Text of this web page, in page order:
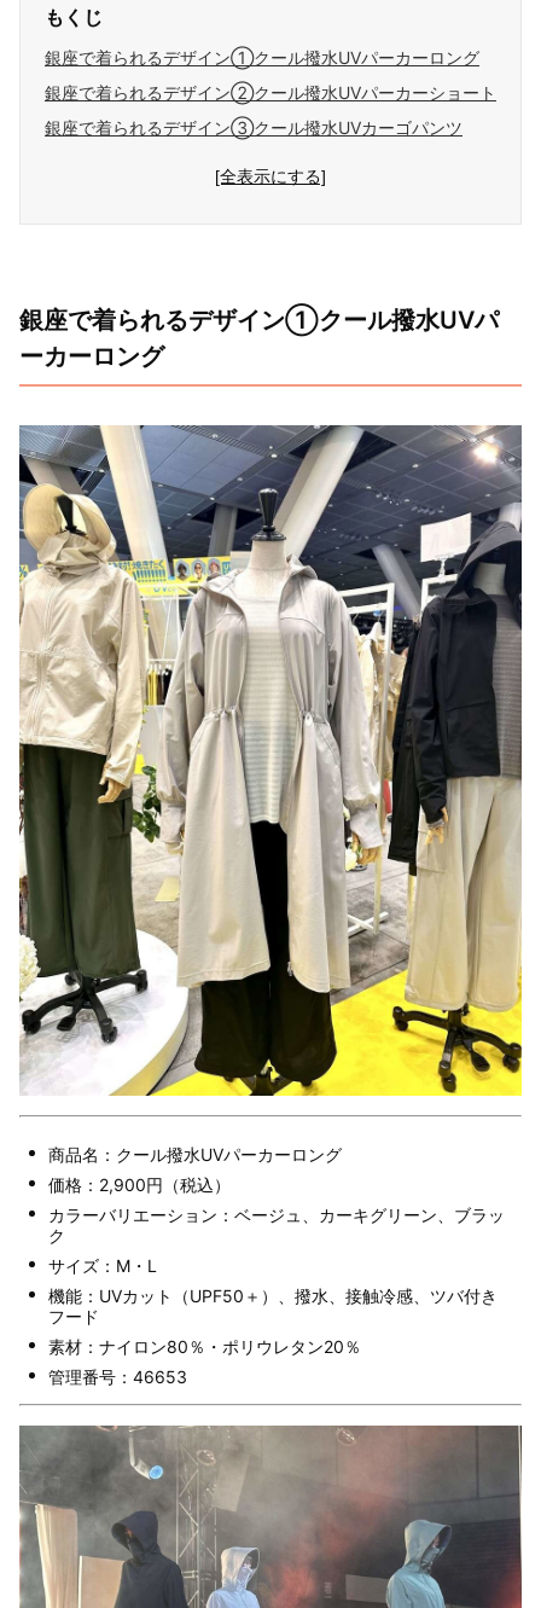
もくじ
銀座で着られるデザイン①クール撥水UVパーカーロング
銀座で着られるデザイン②クール撥水UVパーカーショート
銀座で着られるデザイン③クール撥水UVカーゴパンツ
[全表示にする]
銀座で着られるデザイン①クール撥水UVパ
ーカーロング
商品名：クール撥水UVパーカーロング
価格：2,900円（税込）
カラーバリエーション：ベージュ、カーキグリーン、ブラッ
ク
サイズ：M・L
機能：UVカット（UPF50＋）、撥水、接触冷感、ツバ付き
フード
素材：ナイロン80％・ポリウレタン20％
管理番号：46653